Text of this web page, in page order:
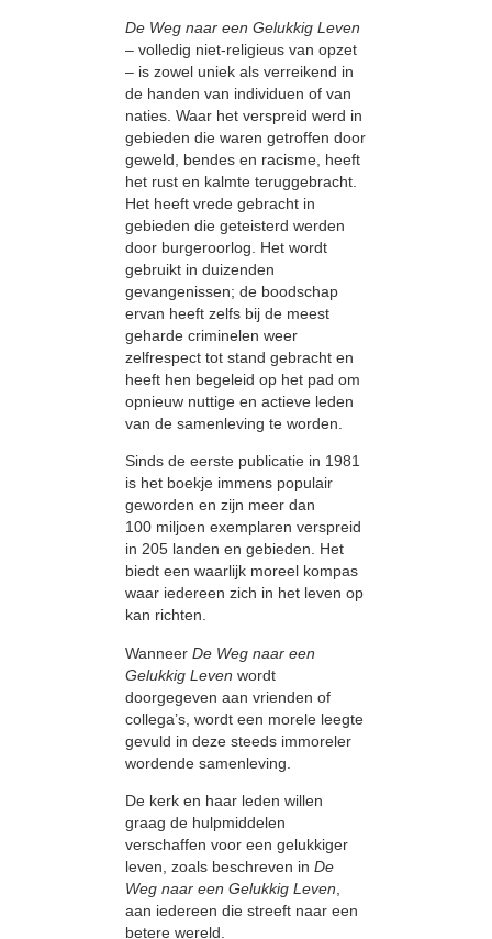
De Weg naar een Gelukkig Leven
– volledig niet-religieus van opzet
– is zowel uniek als verreikend in
de handen van individuen of van
naties. Waar het verspreid werd in
gebieden die waren getroffen door
geweld, bendes en racisme, heeft
het rust en kalmte teruggebracht.
Het heeft vrede gebracht in
gebieden die geteisterd werden
door burgeroorlog. Het wordt
gebruikt in duizenden
gevangenissen; de boodschap
ervan heeft zelfs bij de meest
geharde criminelen weer
zelfrespect tot stand gebracht en
heeft hen begeleid op het pad om
opnieuw nuttige en actieve leden
van de samenleving te worden.
Sinds de eerste publicatie in 1981
is het boekje immens populair
geworden en zijn meer dan
100 miljoen exemplaren verspreid
in 205 landen en gebieden. Het
biedt een waarlijk moreel kompas
waar iedereen zich in het leven op
kan richten.
Wanneer De Weg naar een
Gelukkig Leven wordt
doorgegeven aan vrienden of
collega’s, wordt een morele leegte
gevuld in deze steeds immoreler
wordende samenleving.
De kerk en haar leden willen
graag de hulpmiddelen
verschaffen voor een gelukkiger
leven, zoals beschreven in De
Weg naar een Gelukkig Leven
aan iedereen die streeft naar een
betere wereld.